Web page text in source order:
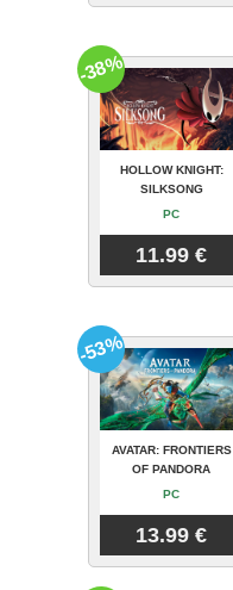
HOLLOW KNIGHT:
SILKSONG
PC
11.99 €
-38%
AVATAR: FRONTIERS
OF PANDORA
PC
13.99 €
-53%